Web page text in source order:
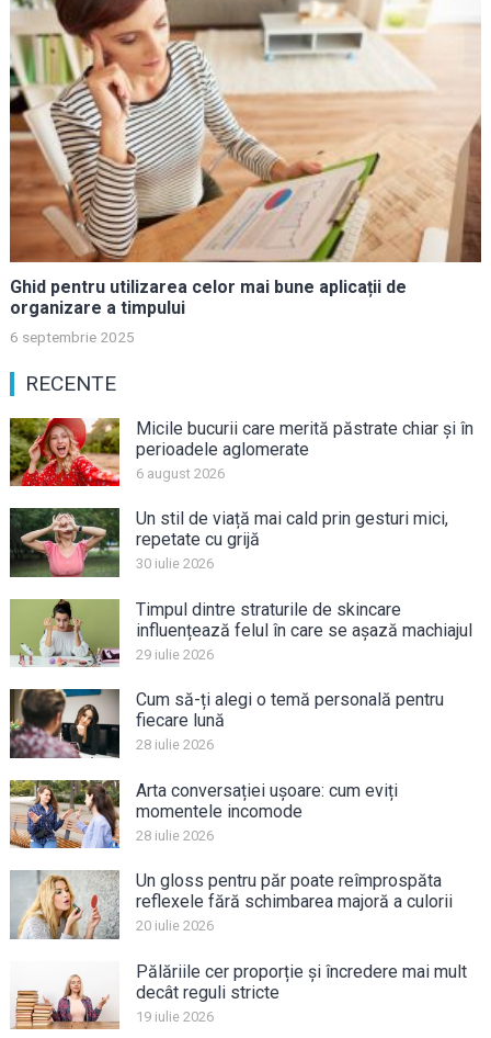
Ghid pentru utilizarea celor mai bune aplicații de
organizare a timpului
6 septembrie 2025
RECENTE
Micile bucurii care merită păstrate chiar și în
perioadele aglomerate
6 august 2026
Un stil de viață mai cald prin gesturi mici,
repetate cu grijă
30 iulie 2026
Timpul dintre straturile de skincare
influențează felul în care se așază machiajul
29 iulie 2026
Cum să-ți alegi o temă personală pentru
fiecare lună
28 iulie 2026
Arta conversației ușoare: cum eviți
momentele incomode
28 iulie 2026
Un gloss pentru păr poate reîmprospăta
reflexele fără schimbarea majoră a culorii
20 iulie 2026
Pălăriile cer proporție și încredere mai mult
decât reguli stricte
19 iulie 2026